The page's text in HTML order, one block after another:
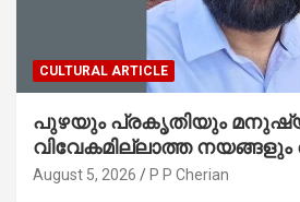
CULTURAL ARTICLE
പുഴയും പ്രകൃതിയും
വിവേകമില്ലാത്ത നയങ്ങളും
ദുരന്തങ്ങളും : റവ. ജെയിംസ് കെ.
August 5, 2026 P P Cherian